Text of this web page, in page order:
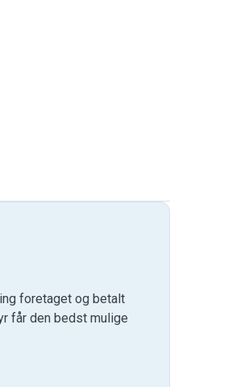
foretaget og betalt
får den bedst mulige